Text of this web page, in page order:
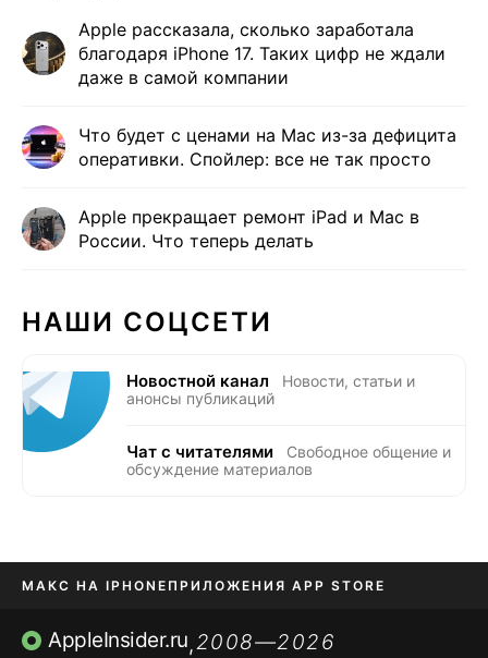
Apple рассказала, сколько заработала
благодаря iPhone 17. Таких цифр не ждали
даже в самой компании
Что будет с ценами на Mac из-за дефицита
оперативки. Спойлер: все не так просто
Apple прекращает ремонт iPad и Mac в
России. Что теперь делать
НАШИ СОЦСЕТИ
Новостной канал
Новости, статьи и
анонсы публикаций
Чат с читателями
Свободное общение и
обсуждение материалов
МАКС НА IPHONE ПРИЛОЖЕНИЯ APP STORE
TIKTOK НА IPHONEПРИЛОЖЕНИЯ БЕЗ APP STORE
AppleInsider.ru,2008—2026